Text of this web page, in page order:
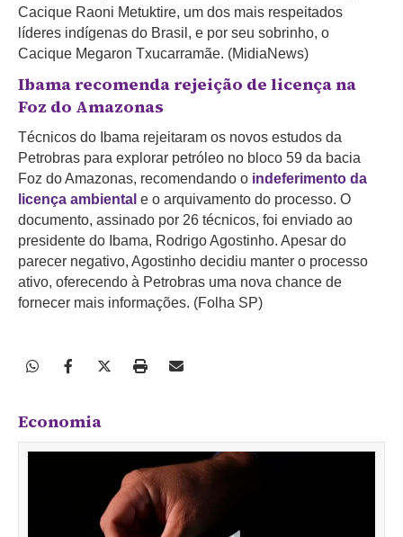
Cacique Raoni Metuktire, um dos mais respeitados
líderes indígenas do Brasil, e por seu sobrinho, o
Cacique Megaron Txucarramãe. (MidiaNews)
Ibama recomenda rejeição de licença na
Foz do Amazonas
Técnicos do Ibama rejeitaram os novos estudos da
Petrobras para explorar petróleo no bloco 59 da bacia
Foz do Amazonas, recomendando o indeferimento da
licença ambiental e o arquivamento do processo. O
documento, assinado por 26 técnicos, foi enviado ao
presidente do Ibama, Rodrigo Agostinho. Apesar do
parecer negativo, Agostinho decidiu manter o processo
ativo, oferecendo à Petrobras uma nova chance de
fornecer mais informações. (Folha SP)
Economia